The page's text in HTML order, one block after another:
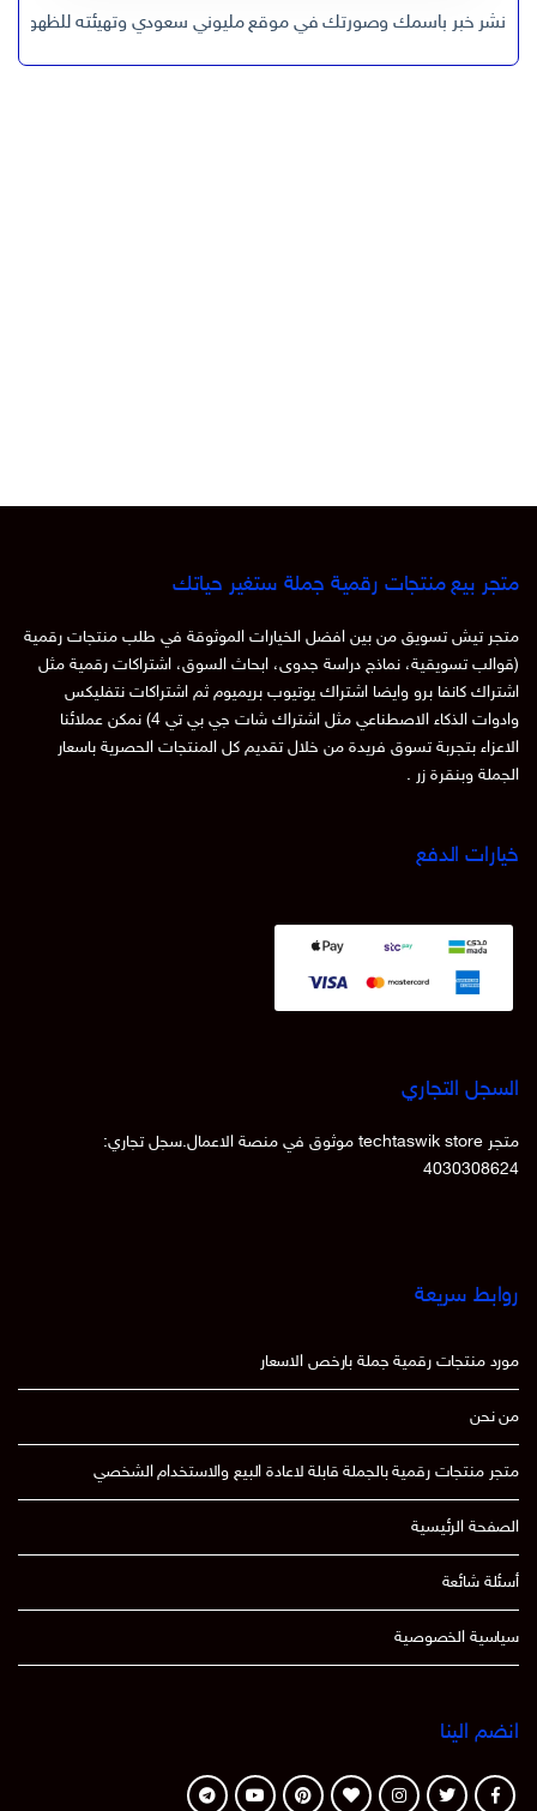
نشر خبر باسمك وصورتك في موقع مليوني سعودي وتهيئته للظهور
متجر بيع منتجات رقمية جملة ستغير حياتك
متجر تيش تسويق من بين افضل الخيارات الموثوقة في طلب منتجات رقمية
(قوالب تسويقية، نماذج دراسة جدوى، ابحاث السوق، اشتراكات رقمية مثل
اشتراك كانفا برو وايضا اشتراك يوتيوب بريميوم ثم اشتراكات نتفليكس
وادوات الذكاء الاصطناعي مثل اشتراك شات جي بي تي 4) نمكن عملائنا
الاعزاء بتجربة تسوق فريدة من خلال تقديم كل المنتجات الحصرية باسعار
الجملة وبنقرة زر .
خيارات الدفع
السجل التجاري
متجر techtaswik store موثوق في منصة الاعمال.سجل تجاري:
4030308624
روابط سريعة
مورد منتجات رقمية جملة بارخص الاسعار
من نحن
متجر منتجات رقمية بالجملة قابلة لاعادة البيع والاستخدام الشخصي
الصفحة الرئيسية
أسئلة شائعة
سياسية الخصوصية
انضم الينا